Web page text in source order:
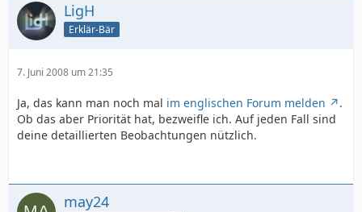
LigH
Erklär-Bär
7. Juni 2008 um 21:35
Ja, das kann man noch mal im englischen Forum melden
.
Ob das aber Priorität hat, bezweifle ich. Auf jeden Fall sind
deine detaillierten Beobachtungen nützlich.
may24